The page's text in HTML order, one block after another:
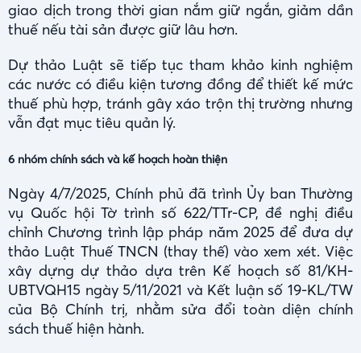
giao dịch trong thời gian nắm giữ ngắn, giảm dần
thuế nếu tài sản được giữ lâu hơn.
Dự thảo Luật sẽ tiếp tục tham khảo kinh nghiệm
các nước có điều kiện tương đồng để thiết kế mức
thuế phù hợp, tránh gây xáo trộn thị trường nhưng
vẫn đạt mục tiêu quản lý.
6 nhóm chính sách và kế hoạch hoàn thiện
Ngày 4/7/2025, Chính phủ đã trình Ủy ban Thường
vụ Quốc hội Tờ trình số 622/TTr-CP, đề nghị điều
chỉnh Chương trình lập pháp năm 2025 để đưa dự
thảo Luật Thuế TNCN (thay thế) vào xem xét. Việc
xây dựng dự thảo dựa trên Kế hoạch số 81/KH-
UBTVQH15 ngày 5/11/2021 và Kết luận số 19-KL/TW
của Bộ Chính trị, nhằm sửa đổi toàn diện chính
sách thuế hiện hành.